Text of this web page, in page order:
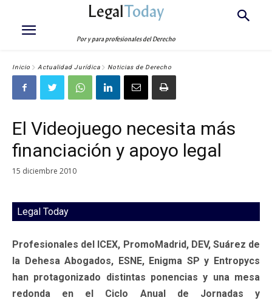
LegalToday
Por y para profesionales del Derecho
Inicio Actualidad Jurídica Noticias de Derecho
El Videojuego necesita más
financiación y apoyo legal
15 diciembre 2010
Legal Today
Profesionales del ICEX, PromoMadrid, DEV, Suárez de
la Dehesa Abogados, ESNE, Enigma SP y Entropycs
han protagonizado distintas ponencias y una mesa
redonda en el Ciclo Anual de Jornadas y